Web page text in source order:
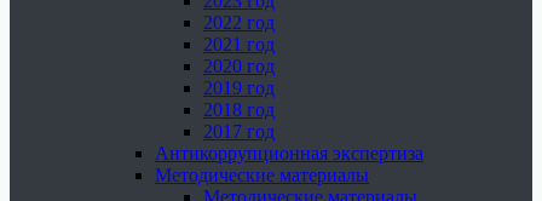
2022 год
2021 год
2020 год
2019 год
2018 год
2017 год
Антикоррупционная экспертиза
Методические материалы
Методические материалы